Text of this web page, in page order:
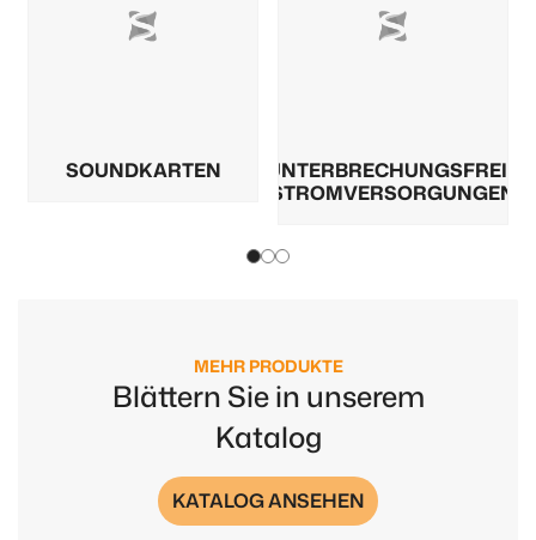
SOUNDKARTEN
UNTERBRECHUNGSFREIE
STROMVERSORGUNGEN
MEHR PRODUKTE
Blättern Sie in unserem
Katalog
KATALOG ANSEHEN